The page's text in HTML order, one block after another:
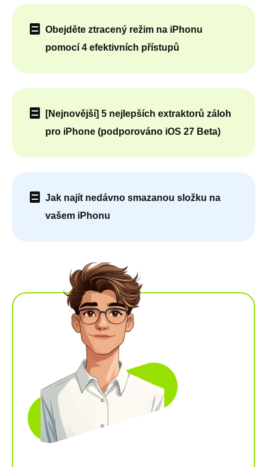
Obejděte ztracený režim na iPhonu
pomocí 4 efektivních přístupů
[Nejnovější] 5 nejlepších extraktorů záloh
pro iPhone (podporováno iOS 27 Beta)
Jak najít nedávno smazanou složku na
vašem iPhonu